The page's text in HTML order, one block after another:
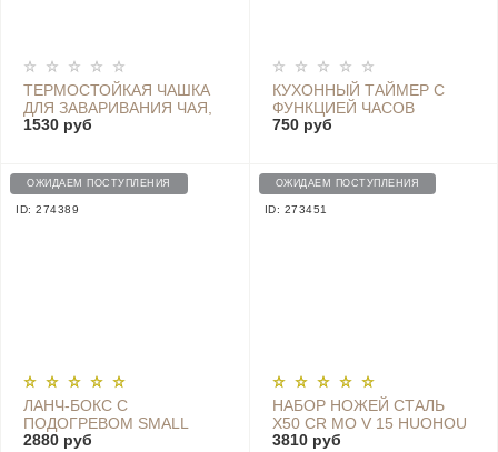
ТЕРМОСТОЙКАЯ ЧАШКА
ДЛЯ ЗАВАРИВАНИЯ ЧАЯ,
С КРЫШКОЙ
QIWU
1530 руб
КУХОННЫЙ ТАЙМЕР С
ФУНКЦИЕЙ ЧАСОВ
MINIMALIST TIMER - YGH
750 руб
ОЖИДАЕМ ПОСТУПЛЕНИЯ
ID: 274389
ЛАНЧ-БОКС С
ПОДОГРЕВОМ SMALL
BEAR ELECTRIC LUNCH
2880 руб
ОЖИДАЕМ ПОСТУПЛЕНИЯ
ID: 273451
НАБОР НОЖЕЙ СТАЛЬ
X50 CR MO V 15 HUOHOU
HEAT COOL BLACK NON-
3810 руб